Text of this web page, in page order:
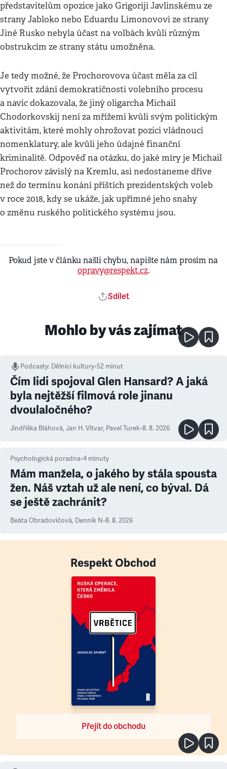
představitelům opozice jako Grigoriji Javlinskému ze
strany Jabloko nebo Eduardu Limonovovi ze strany
Jiné Rusko nebyla účast na volbách kvůli různým
obstrukcím ze strany státu umožněna.
Je tedy možné, že Prochorovova účast měla za cíl
vytvořit zdání demokratičnosti volebního procesu
a navíc dokazovala, že jiný oligarcha Michail
Chodorkovskij není za mřížemi kvůli svým politickým
aktivitám, které mohly ohrožovat pozici vládnoucí
nomenklatury, ale kvůli jeho údajné finanční
kriminalitě. Odpověď na otázku, do jaké míry je Michail
Prochorov závislý na Kremlu, asi nedostaneme dříve
než do termínu konání příštích prezidentských voleb
v roce 2018, kdy se ukáže, jak upřímné jeho snahy
o změnu ruského politického systému jsou.
Pokud jste v článku našli chybu, napište nám prosím na
opravy@respekt.cz.
Sdílet
Mohlo by vás zajímat
Podcasty: Dělníci kultury•52 minut
Čím lidi spojoval Glen Hansard? A jaká
byla nejtěžší filmová role jinanu
dvoulaločného?
Jindřiška Bláhová, Jan H. Vitvar, Pavel Turek•8. 8. 2026
Psychologická poradna•4 minuty
Mám manžela, o jakého by stála spousta
žen. Náš vztah už ale není, co býval. Dá
se ještě zachránit?
Beáta Obradovičová, Denník N•8. 8. 2026
Respekt Obchod
Přejít do obchodu